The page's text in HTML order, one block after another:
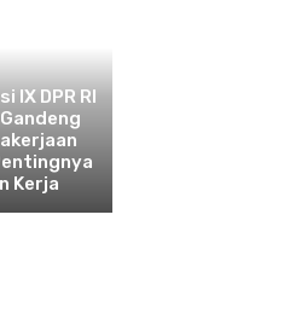
IX DPR RI
Kerja